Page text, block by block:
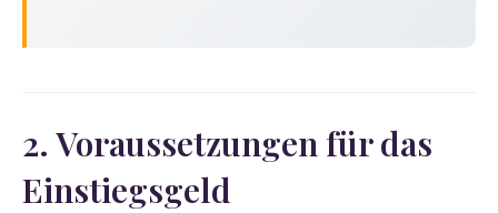
2. Voraussetzungen für das
Einstiegsgeld